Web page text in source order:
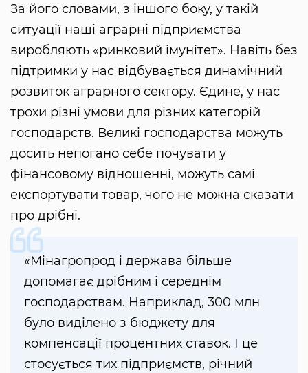
За його словами, з іншого боку, у такій
ситуації наші аграрні підприємства
виробляють «ринковий імунітет». Навіть без
підтримки у нас відбувається динамічний
розвиток аграрного сектору. Єдине, у нас
трохи різні умови для різних категорій
господарств. Великі господарства можуть
досить непогано себе почувати у
фінансовому відношенні, можуть самі
експортувати товар, чого не можна сказати
про дрібні.
«Мінагропрод і держава більше
допомагає дрібним і середнім
господарствам. Наприклад, 300 млн
було виділено з бюджету для
компенсації процентних ставок. І це
стосується тих підприємств, річний